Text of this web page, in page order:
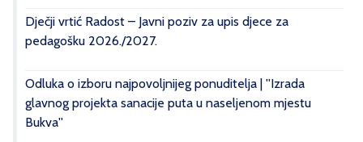
Dječji vrtić Radost – Javni poziv za upis djece za
pedagošku 2026./2027.
Odluka o izboru najpovoljnijeg ponuditelja | ''Izrada
glavnog projekta sanacije puta u naseljenom mjestu
Bukva''